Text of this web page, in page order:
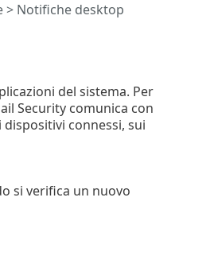
> Notifiche desktop
del sistema. Per
Security comunica con
connessi, sui
si verifica un nuovo